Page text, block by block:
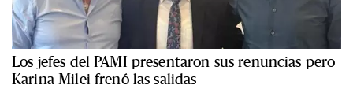
Los jefes del PAMI presentaron sus renuncias pero
Karina Milei frenó las salidas